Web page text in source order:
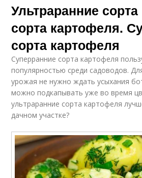
Ультраранние
сорта картофеля.
сорта картофеля
Суперранние сорта картофеля
популярностью среди садоводов.
урожая не нужно ждать усыхания
можно подкапывать уже во время
ультраранние сорта картофеля
дачном участке?